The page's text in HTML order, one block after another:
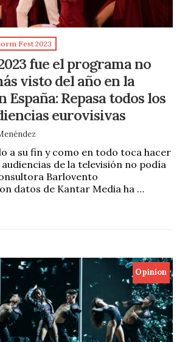
Fest 2023
fue el programa no
visto del año en la
España: Repasa todos los
eurovisivas
a su fin y como en todo toca hacer
audiencias de la televisión no podía
Barlovento
datos de Kantar Media ha …
Opinion